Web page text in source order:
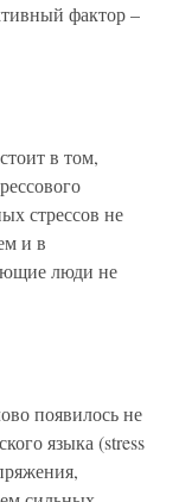
фактор –
в том,
стрессов не
и в
люди не
появилось не
языка (stress